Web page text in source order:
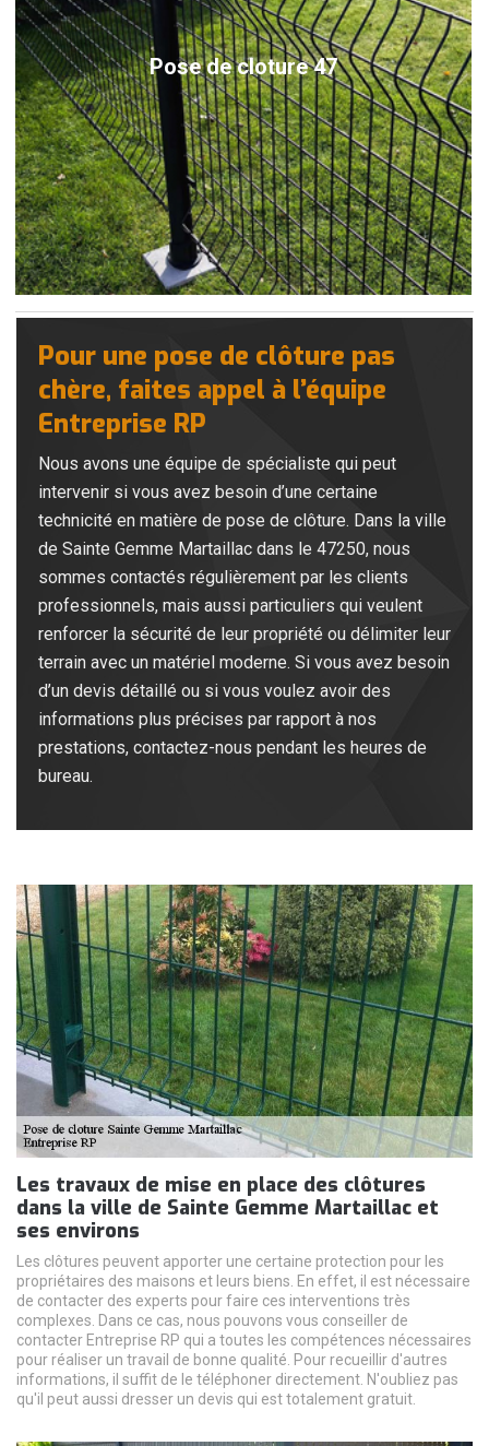
Pose de cloture 47
Pour une pose de clôture pas
chère, faites appel à l’équipe
Entreprise RP
Nous avons une équipe de spécialiste qui peut
intervenir si vous avez besoin d’une certaine
technicité en matière de pose de clôture. Dans la ville
de Sainte Gemme Martaillac dans le 47250, nous
sommes contactés régulièrement par les clients
professionnels, mais aussi particuliers qui veulent
renforcer la sécurité de leur propriété ou délimiter leur
terrain avec un matériel moderne. Si vous avez besoin
d’un devis détaillé ou si vous voulez avoir des
informations plus précises par rapport à nos
prestations, contactez-nous pendant les heures de
bureau.
Les travaux de mise en place des clôtures
dans la ville de Sainte Gemme Martaillac et
ses environs
Les clôtures peuvent apporter une certaine protection pour les
propriétaires des maisons et leurs biens. En effet, il est nécessaire
de contacter des experts pour faire ces interventions très
complexes. Dans ce cas, nous pouvons vous conseiller de
contacter Entreprise RP qui a toutes les compétences nécessaires
pour réaliser un travail de bonne qualité. Pour recueillir d'autres
informations, il suffit de le téléphoner directement. N'oubliez pas
qu'il peut aussi dresser un devis qui est totalement gratuit.